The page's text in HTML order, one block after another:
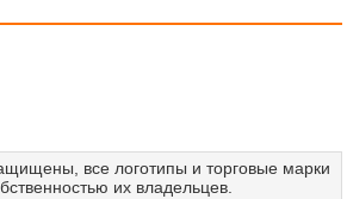
все логотипы и торговые марки
их владельцев.